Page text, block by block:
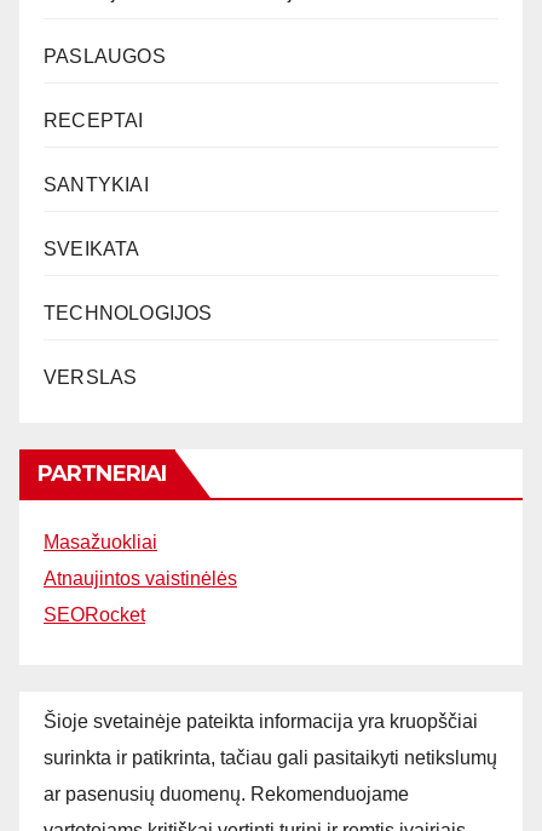
PASLAUGOS
RECEPTAI
SANTYKIAI
SVEIKATA
TECHNOLOGIJOS
VERSLAS
PARTNERIAI
Masažuokliai
Atnaujintos vaistinėlės
SEORocket
Šioje svetainėje pateikta informacija yra kruopščiai
surinkta ir patikrinta, tačiau gali pasitaikyti netikslumų
ar pasenusių duomenų. Rekomenduojame